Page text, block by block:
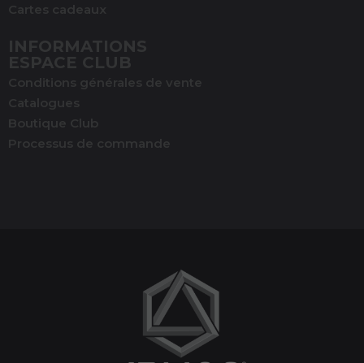
Cartes cadeaux
INFORMATIONS
ESPACE CLUB
Conditions générales de vente
Catalogues
Boutique Club
Processus de commande